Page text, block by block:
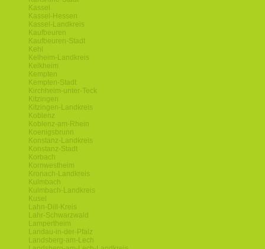
Kassel
Kassel-Hessen
Kassel-Landkreis
Kaufbeuren
Kaufbeuren-Stadt
Kehl
Kelheim-Landkreis
Kelkheim
Kempten
Kempten-Stadt
Kirchheim-unter-Teck
Kitzingen
Kitzingen-Landkreis
Koblenz
Koblenz-am-Rhein
Koenigsbrunn
Konstanz-Landkreis
Konstanz-Stadt
Korbach
Kornwestheim
Kronach-Landkreis
Kulmbach
Kulmbach-Landkreis
Kusel
Lahn-Dill-Kreis
Lahr-Schwarzwald
Lampertheim
Landau-in-der-Pfalz
Landsberg-am-Lech